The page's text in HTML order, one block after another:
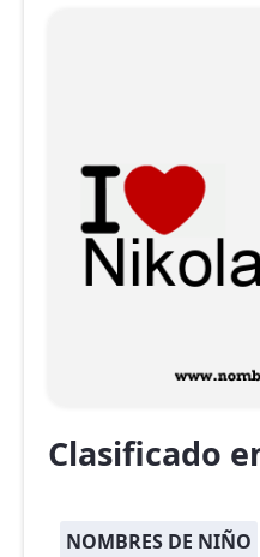
Clasificado
NOMBRES DE NIÑO